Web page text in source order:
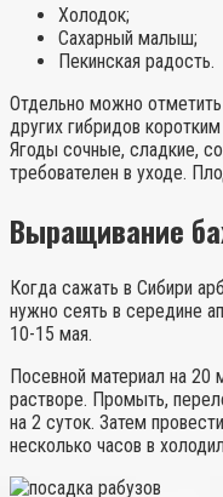
Холодок;
Сахарный малыш;
Пекинская радость.
Отдельно можно отметить
других гибридов
Ягоды сочные, сладкие,
требователен в уходе.
Выращивание
Когда сажать в Сибири
нужно сеять в середине
10-15 мая.
Посевной материал на 20
растворе. Промыть,
на 2 суток. Затем
несколько часов в